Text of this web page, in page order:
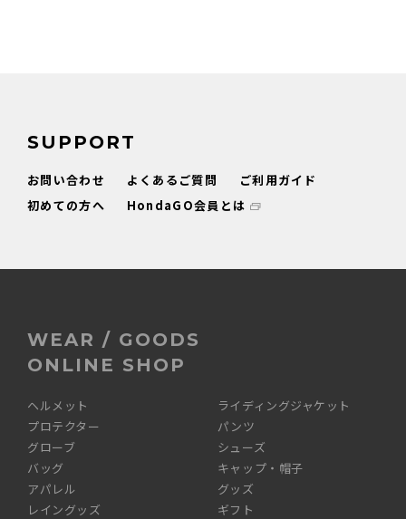
SUPPORT
お問い合わせ よくあるご質問
ご利用ガイド
初めての方へ
HondaGO会員とは
WEAR / GOODS
ONLINE SHOP
ヘルメット
ライディングジャケット
プロテクター
パンツ
グローブ
シューズ
バッグ
キャップ・帽子
アパレル
グッズ
レイングッズ
ギフト